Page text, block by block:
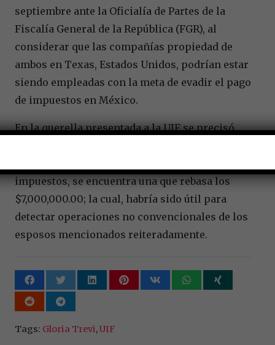
septiembre ante la Oficialía de Partes de la
Fiscalía General de la República (FGR), al
considerar que las compañías propiedad de
ambos en Texas, Estados Unidos, podrían estar
siendo empleadas con la meta de evadir el pago
de impuestos en México.
En la querella presentada a la UIF se precisó
impuestos, se encuentra una que rebasa los
$7,000,000.00; la cual, habría sido útil para
detectar operaciones no convencionales de los
esposos mencionados reiteradamente.
Tags: Gloria Trevi,UIF